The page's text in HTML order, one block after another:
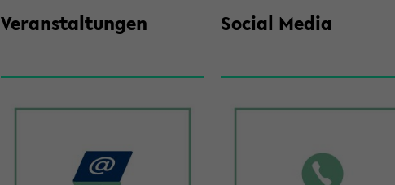
Ver­an­stal­tun­gen So­cial Media